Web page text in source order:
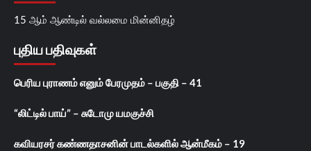
15 ஆம் ஆண்டில் வல்லமை மின்னிதழ்
புதிய பதிவுகள்
பெரிய புராணம் எனும் பேரமுதம் – பகுதி – 41
“லிட்டில் பாய்” – சுடோமு யமகுச்சி
கவியரசர் கண்ணதாசனின் பாடல்களில் ஆன்மீகம் – 19